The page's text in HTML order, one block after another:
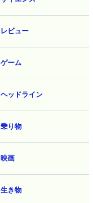
レビュー
ゲーム
ヘッドライン
乗り物
映画
生き物